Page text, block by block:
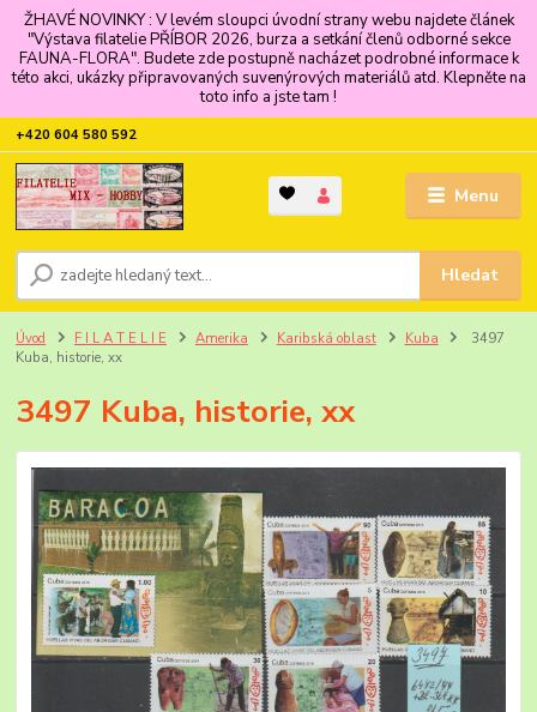
ŽHAVÉ NOVINKY : V levém sloupci úvodní strany webu najdete článek
"Výstava filatelie PŘÍBOR 2026, burza a setkání členů odborné sekce
FAUNA-FLORA". Budete zde postupně nacházet podrobné informace k
této akci, ukázky připravovaných suvenýrových materiálů atd. Klepněte na
toto info a jste tam !
Menu
Hledat
+420 604 580 592
Úvod F I L A T E L I E Amerika Karibská oblast Kuba
3497
Kuba, historie, xx
3497 Kuba, historie, xx